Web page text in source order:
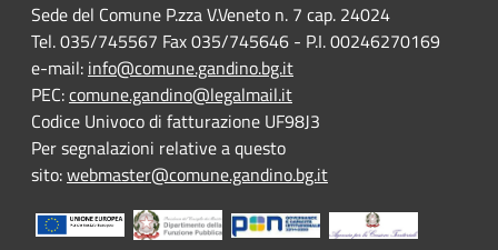
Sede del Comune P.zza V.Veneto n. 7 cap. 24024
Tel. 035/745567 Fax 035/745646 - P.I. 00246270169
e-mail: info@comune.gandino.bg.it
PEC:comune.gandino@legalmail.it
Codice Univoco di fatturazione UF98J3
Per segnalazioni relative a questo
sito:webmaster@comune.gandino.bg.it